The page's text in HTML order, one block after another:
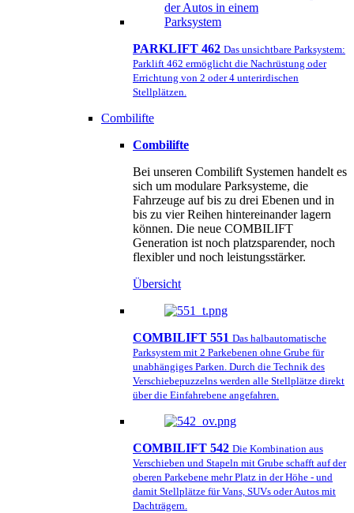
PARKLIFT 462 Das unsichtbare Parksystem:
Parklift 462 ermöglicht die Nachrüstung oder
Errichtung von 2 oder 4 unterirdischen
Stellplätzen.
Combilifte
Combilifte
Bei unseren Combilift Systemen handelt es
sich um modulare Parksysteme, die
Fahrzeuge auf bis zu drei Ebenen und in
bis zu vier Reihen hintereinander lagern
können. Die neue COMBILIFT
Generation ist noch platzsparender, noch
flexibler und noch leistungsstärker.
Übersicht
COMBILIFT 551 Das halbautomatische
Parksystem mit 2 Parkebenen ohne Grube für
unabhängiges Parken. Durch die Technik des
Verschiebepuzzelns werden alle Stellplätze direkt
über die Einfahrebene angefahren.
COMBILIFT 542 Die Kombination aus
Verschieben und Stapeln mit Grube schafft auf der
oberen Parkebene mehr Platz in der Höhe - und
damit Stellplätze für Vans, SUVs oder Autos mit
Dachträgern.